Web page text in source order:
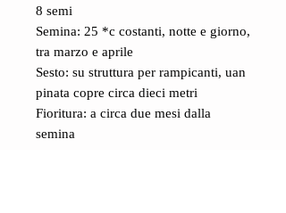
8 semi
Semina: 25 *c costanti, notte e giorno,
tra marzo e aprile
Sesto: su struttura per rampicanti, uan
pinata copre circa dieci metri
Fioritura: a circa due mesi dalla
semina